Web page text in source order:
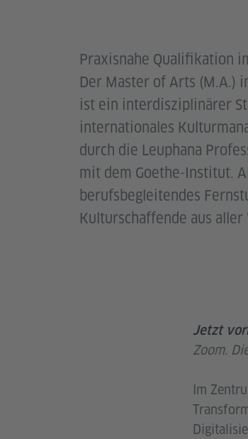
Praxisnahe Qualifikation
Der Master of Arts (M.A.)
ist ein interdisziplinärer
internationales
durch die Leuphana
mit dem Goethe-Institut.
berufsbegleitendes
Kulturschaffende aus aller
Jetzt
Zoom.
Im